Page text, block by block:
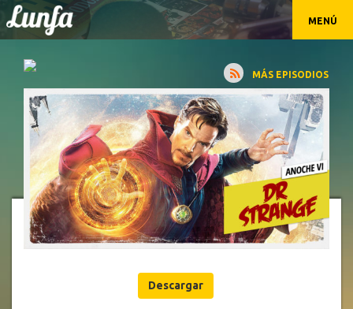
MENÚ
MÁS EPISODIOS
Descargar